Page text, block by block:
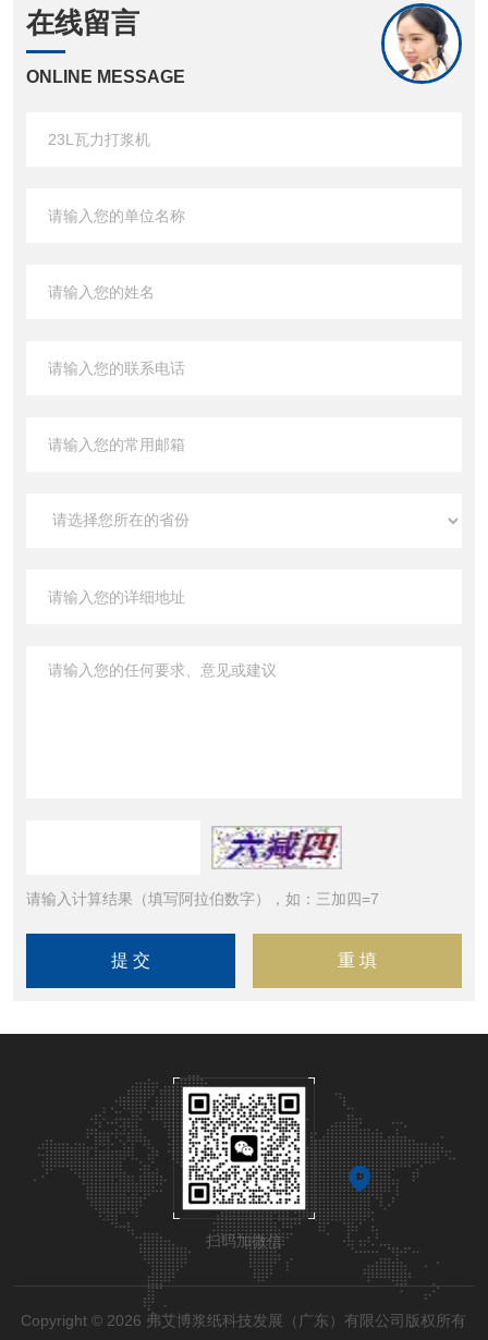
在线留言
ONLINE MESSAGE
请输入计算结果（填写阿拉伯数字），如：三加四=7
扫码加微信
Copyright © 2026 弗艾博浆纸科技发展（广东）有限公司版权所有